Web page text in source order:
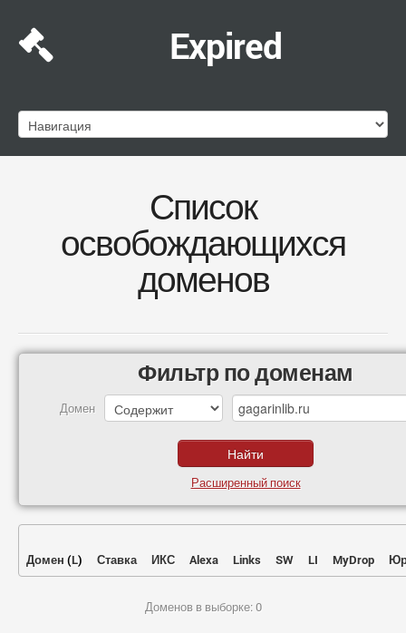
Expired
Список
освобождающихся
доменов
Фильтр по доменам
Домен
Расширенный поиск
Домен (L) Ставка ИКС Alexa Links SW LI MyDrop
Доменов в выборке: 0